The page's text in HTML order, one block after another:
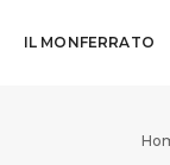
IL MONFERRATO